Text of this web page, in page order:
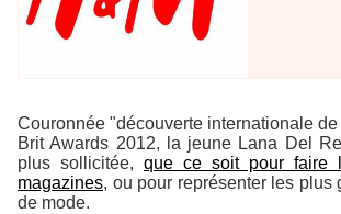
Couronnée "découverte internationale de
Brit Awards 2012, la jeune Lana Del
plus sollicitée, que ce soit pour faire
magazines, ou pour représenter les plus
de mode.